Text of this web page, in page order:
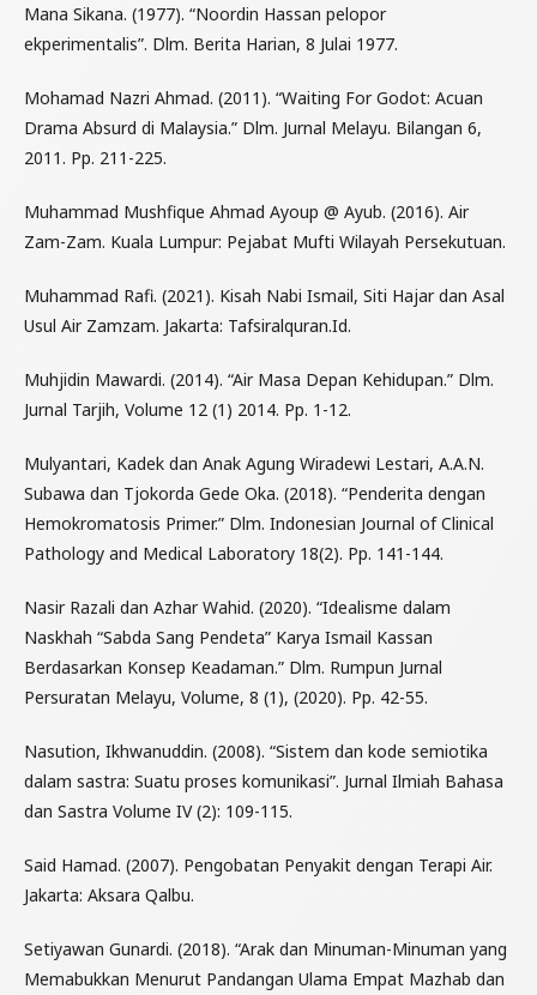
Mana Sikana. (1977). “Noordin Hassan pelopor
ekperimentalis”. Dlm. Berita Harian, 8 Julai 1977.
Mohamad Nazri Ahmad. (2011). “Waiting For Godot: Acuan
Drama Absurd di Malaysia.” Dlm. Jurnal Melayu. Bilangan 6,
2011. Pp. 211-225.
Muhammad Mushfique Ahmad Ayoup @ Ayub. (2016). Air
Zam-Zam. Kuala Lumpur: Pejabat Mufti Wilayah Persekutuan.
Muhammad Rafi. (2021). Kisah Nabi Ismail, Siti Hajar dan Asal
Usul Air Zamzam. Jakarta: Tafsiralquran.Id.
Muhjidin Mawardi. (2014). “Air Masa Depan Kehidupan.” Dlm.
Jurnal Tarjih, Volume 12 (1) 2014. Pp. 1-12.
Mulyantari, Kadek dan Anak Agung Wiradewi Lestari, A.A.N.
Subawa dan Tjokorda Gede Oka. (2018). “Penderita dengan
Hemokromatosis Primer.” Dlm. Indonesian Journal of Clinical
Pathology and Medical Laboratory 18(2). Pp. 141-144.
Nasir Razali dan Azhar Wahid. (2020). “Idealisme dalam
Naskhah “Sabda Sang Pendeta” Karya Ismail Kassan
Berdasarkan Konsep Keadaman.” Dlm. Rumpun Jurnal
Persuratan Melayu, Volume, 8 (1), (2020). Pp. 42-55.
Nasution, Ikhwanuddin. (2008). “Sistem dan kode semiotika
dalam sastra: Suatu proses komunikasi”. Jurnal Ilmiah Bahasa
dan Sastra Volume IV (2): 109-115.
Said Hamad. (2007). Pengobatan Penyakit dengan Terapi Air.
Jakarta: Aksara Qalbu.
Setiyawan Gunardi. (2018). “Arak dan Minuman-Minuman yang
Memabukkan Menurut Pandangan Ulama Empat Mazhab dan